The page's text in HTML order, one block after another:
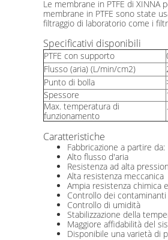
Le membrane in PTFE di
membrane in PTFE sono state
filtraggio di laboratorio come i
Specificativi disponibili
PTFE con supporto
Flusso (aria) (L/min/cm2)
Punto di bolla
Spessore
Max. temperatura di
funzionamento
Caratteristiche
Fabbricazione a partire da:
Alto flusso d'aria
Resistenza ad alta
Alta resistenza meccanica
Ampia resistenza chimica
Controllo dei contaminanti
Controllo di umidità
Stabilizzazione della
Maggiore affidabilità del
Disponibile una varietà di